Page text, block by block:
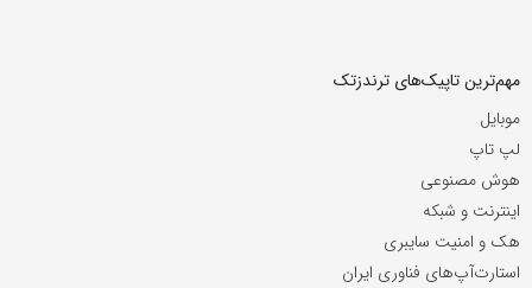
مهم‌ترین تاپیک‌های ترندزتک
موبایل
لپ تاپ
هوش مصنوعی
اینترنت و شبکه
هک و امنیت سایبری
استارت‌آپ‌های فناوری ایران